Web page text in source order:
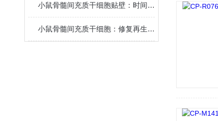
小鼠骨髓间充质干细胞贴壁：时间背后的“生命律动”
小鼠骨髓间充质干细胞：修复再生的潜力之星